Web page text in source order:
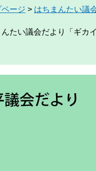
ページ > はちまんたい議
んたい議会だより「ギカ